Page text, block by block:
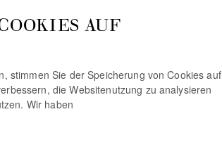
AUF
stimmen Sie der Speicherung von Cookies auf
die Websitenutzung zu analysieren
Wir haben